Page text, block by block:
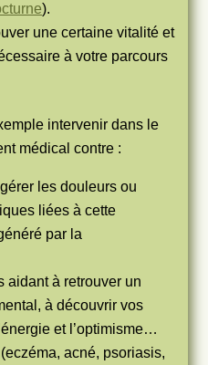
).
une certaine vitalité et
à votre parcours
intervenir dans le
médical contre :
les douleurs ou
liées à cette
par la
aidant à retrouver un
à découvrir vos
et l’optimisme…
acné, psoriasis,